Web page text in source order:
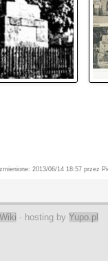
2013/06/14 18:57 przez
· hosting by Yupo.pl